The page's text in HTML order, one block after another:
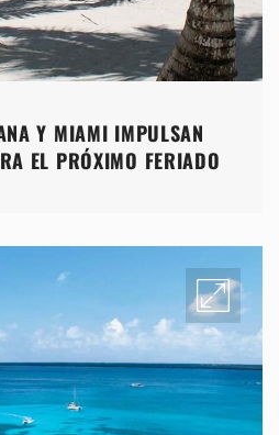
Y MIAMI IMPULSAN
EL PRÓXIMO FERIADO